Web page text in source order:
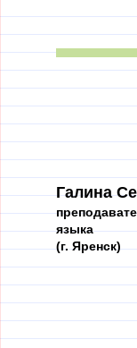
Галина
языка
(г. Яренск)